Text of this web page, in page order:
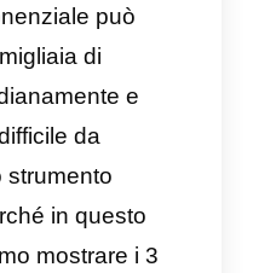
permettono di
e
chat con i propri
luogo o dal volume